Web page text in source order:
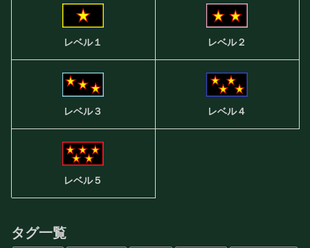
レベル１ レベル２
レベル３ レベル４
レベル５
タグ一覧